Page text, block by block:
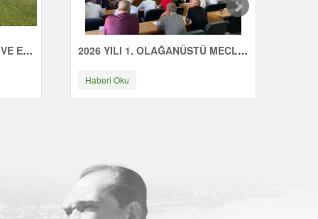
ÇINARCIK'TA GÜNE SAĞLIK VE ENERJİYLE BAŞLIYORUZ 2026 YILI 1. OLAĞANÜSTÜ MECLİS TOPLANTISI YAPILDI
Haberi Oku